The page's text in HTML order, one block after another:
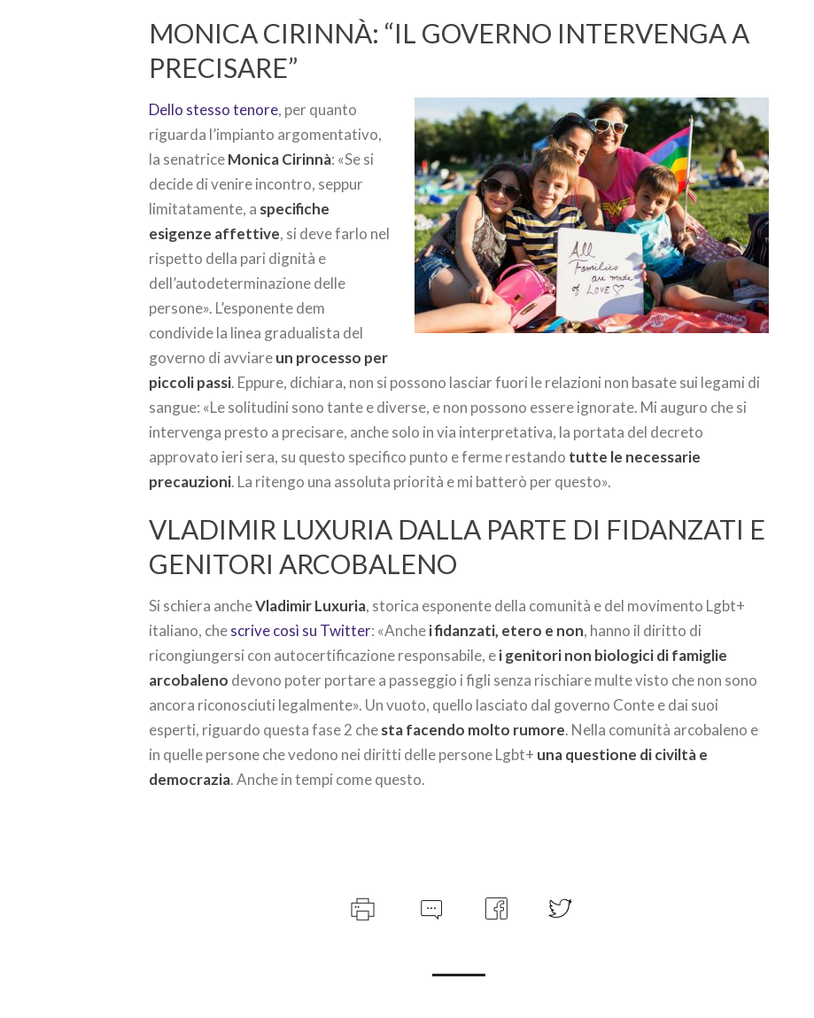
MONICA CIRINNÀ: “IL GOVERNO INTERVENGA A
PRECISARE”
Dello stesso tenore, per quanto
riguarda l’impianto argomentativo,
la senatriceMonica Cirinnà: «Se si
decide di venire incontro, seppur
limitatamente, a specifiche
esigenze affettive, si deve farlo nel
rispetto della pari dignità e
dell’autodeterminazione delle
persone». L’esponente dem
condivide la linea gradualista del
governo di avviareun processo per
piccoli passi. Eppure, dichiara, non si possono lasciar fuori le relazioni non basate sui legami di
sangue: «Le solitudini sono tante e diverse, e non possono essere ignorate. Mi auguro che si
intervenga presto a precisare, anche solo in via interpretativa, la portata del decreto
approvato ieri sera, su questo specifico punto e ferme restando tutte le necessarie
precauzioni. La ritengo una assoluta priorità e mi batterò per questo».
VLADIMIR LUXURIA DALLA PARTE DI FIDANZATI E
GENITORI ARCOBALENO
Si schiera ancheVladimir Luxuria, storica esponente della comunità e del movimento Lgbt+
italiano, chescrive così su Twitter: «Anchei fidanzati, etero e non, hanno il diritto di
ricongiungersi con autocertificazione responsabile, ei genitori non biologici di famiglie
arcobaleno devono poter portare a passeggio i figli senza rischiare multe visto che non sono
ancora riconosciuti legalmente». Un vuoto, quello lasciato dal governo Conte e dai suoi
esperti, riguardo questa fase 2 chesta facendo molto rumore. Nella comunità arcobaleno e
in quelle persone che vedono nei diritti delle persone Lgbt+ una questione di civiltà e
democrazia. Anche in tempi come questo.